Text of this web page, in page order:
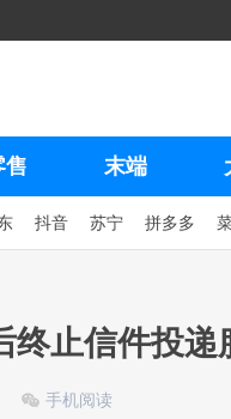
售 末端
抖音 苏宁 拼多多
终止信件投递
手机阅读